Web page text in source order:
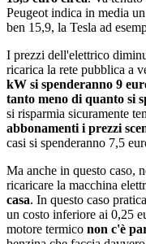
Peugeot indica in media
ben 15,9, la Tesla ad
I prezzi dell'elettrico
ricarica la rete pubblica a
kW si spenderanno 9
tanto meno di quanto si
si risparmia sicuramente
abbonamenti i prezzi
casi si spenderanno 7,5
Ma anche in questo caso,
ricaricare la macchina
casa. In questo caso
un costo inferiore ai 0,25
motore termico non c'è